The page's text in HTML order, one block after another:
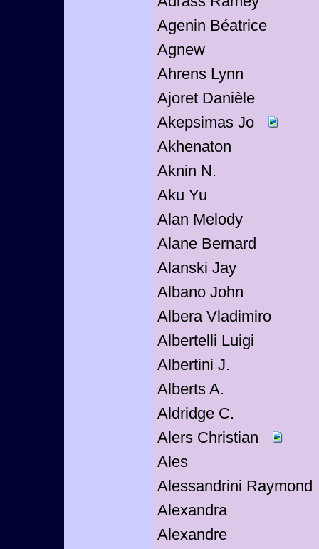
Agenin Béatrice
Agnew
Ahrens Lynn
Ajoret Danièle
Akepsimas Jo
Akhenaton
Aknin N.
Aku Yu
Alan Melody
Alane Bernard
Alanski Jay
Albano John
Albera Vladimiro
Albertelli Luigi
Albertini J.
Alberts A.
Aldridge C.
Alers Christian
Ales
Alessandrini Raymond
Alexandra
Alexandre